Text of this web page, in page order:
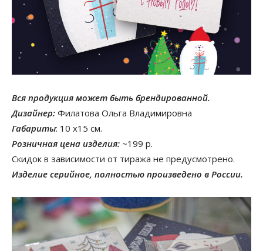
Вся продукция может быть брендированной.
Дизайнер: Филатова Ольга Владимировна
Габариты: 10 х15 см.
Розничная цена изделия: ~199 р.
Скидок в зависимости от тиража не предусмотрено.
Изделие серийное, полностью произведено в России.